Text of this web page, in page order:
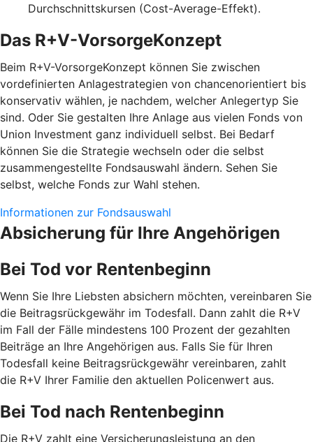
Durchschnittskursen (Cost-Average-Effekt).
Das R+V-VorsorgeKonzept
Beim R+V-VorsorgeKonzept können Sie zwischen
vordefinierten Anlagestrategien von chancenorientiert bis
konservativ wählen, je nachdem, welcher Anlegertyp Sie
sind. Oder Sie gestalten Ihre Anlage aus vielen Fonds von
Union Investment ganz individuell selbst. Bei Bedarf
können Sie die Strategie wechseln oder die selbst
zusammengestellte Fondsauswahl ändern. Sehen Sie
selbst, welche Fonds zur Wahl stehen.
Informationen zur Fondsauswahl
Absicherung für Ihre Angehörigen
Bei Tod vor Rentenbeginn
Wenn Sie Ihre Liebsten absichern möchten, vereinbaren Sie
die Beitragsrückgewähr im Todesfall. Dann zahlt die R+V
im Fall der Fälle mindestens 100 Prozent der gezahlten
Beiträge an Ihre Angehörigen aus. Falls Sie für Ihren
Todesfall keine Beitragsrückgewähr vereinbaren, zahlt
die R+V Ihrer Familie den aktuellen Policenwert aus.
Bei Tod nach Rentenbeginn
Die R+V zahlt eine Versicherungsleistung an den